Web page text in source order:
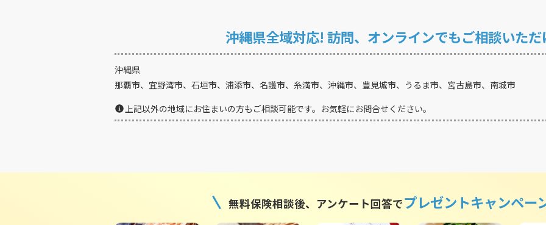
沖縄県全域対応! 訪問、オンラインでもご相談いた
沖縄県
那覇市、宜野湾市、石垣市、浦添市、名護市、糸満市、沖縄市、豊見城市、うるま市、宮古島市、南城市
上記以外の地域にお住まいの方もご相談可能です。お気軽にお問合せください。
無料保険相談後、アンケート回答でプレゼントキャンペー